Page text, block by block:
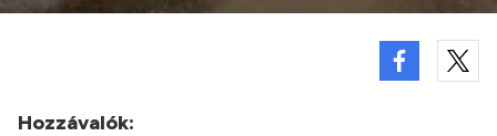
Hozzávalók: